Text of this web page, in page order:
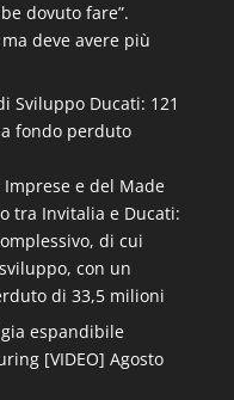
dovuto fare”.
deve avere più
Sviluppo Ducati: 121
fondo perduto
e del Made
tra Invitalia e Ducati:
di cui
con un
di 33,5 milioni
espandibile
[VIDEO] Agosto